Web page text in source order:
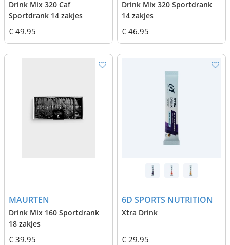
Drink Mix 320 Caf
Sportdrank 14 zakjes
€ 49.95
Drink Mix 320 Sportdrank
14 zakjes
€ 46.95
MAURTEN
Drink Mix 160 Sportdrank
18 zakjes
€ 39.95
6D SPORTS NUTRITION
Xtra Drink
€ 29.95